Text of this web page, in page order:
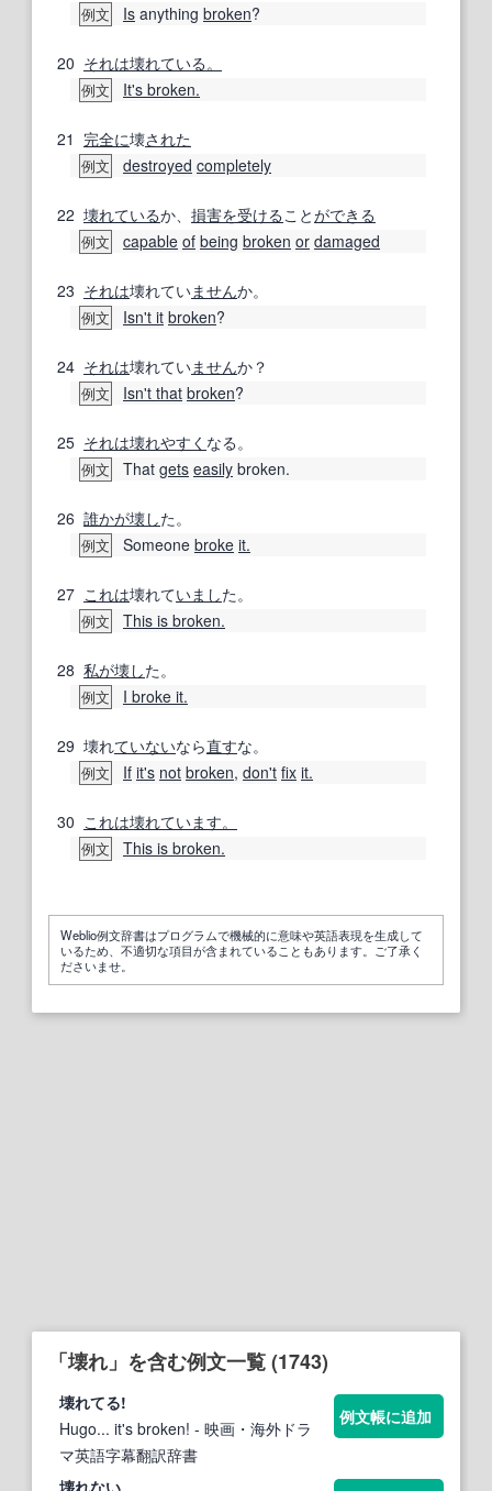
例文 Is anything broken?
20 それは壊れている。
例文 It's broken.
21 完全に壊された
例文 destroyed completely
22 壊れているか、 損害を受ける ことができる
例文 capable of being broken or damaged
23 それは壊れていませんか。
例文 Isn't it broken?
24 それは壊れていませんか？
例文 Isn't that broken?
25 それは壊れやすく なる。
例文 That gets easily broken.
26 誰かが壊した。
例文 Someone broke it.
27 これは壊れていました。
例文 This is broken.
28 私が壊した。
例文 I broke it.
29 壊れていないなら直すな。
例文 If it's not broken, don't fix it.
30 これは壊れています。
例文 This is broken.
Weblio例文辞書はプログラムで機械的に意味や英語表現を生成して
いるため、不適切な項目が含まれていることもあります。ご了承く
ださいませ。
「壊れ」を含む例文一覧 (1743)
壊れてる!
Hugo... it's broken! - 映画・海外ドラ
マ英語字幕翻訳辞書
例文帳に追加
壊れない